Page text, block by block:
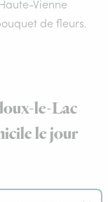
Vienne
de fleurs.
le-Lac
le jour